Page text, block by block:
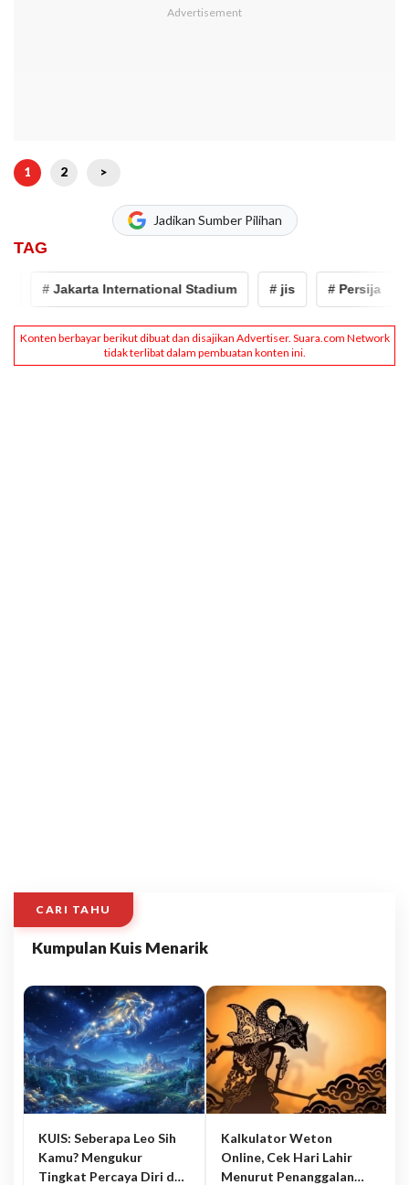
1 2 >
Jadikan Sumber Pilihan
TAG
# Jakarta International Stadium # Persija
CARI TAHU
Kumpulan Kuis Menarik
KUIS: Seberapa Leo Sih
Kamu? Mengukur
Tingkat Percaya Diri dan
Kalkulator Weton
Online, Cek Hari Lahir
Menurut Penanggalan